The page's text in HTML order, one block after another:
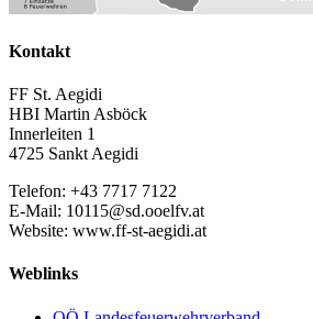
Kontakt
FF St. Aegidi
HBI Martin Asböck
Innerleiten 1
4725 Sankt Aegidi
Telefon: +43 7717 7122
E-Mail: 10115@sd.ooelfv.at
Website: www.ff-st-aegidi.at
Weblinks